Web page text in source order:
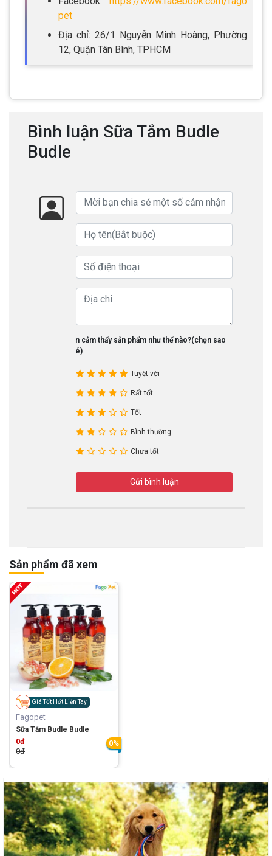
pet
Địa chỉ: 26/1 Nguyễn Minh Hoàng, Phường
12, Quận Tân Bình, TPHCM
Bình luận Sữa Tắm Budle
Budle
Bạn cảm thấy sản phẩm như thế nào?(chọn sao
nhé)
Tuyệt vời
Rất tốt
Tốt
Bình thường
Chưa tốt
Gửi bình luận
Sản phẩm đã xem
Giá Tốt Hốt Liền Tay
Fagopet
Sữa Tắm Budle Budle
0đ
0đ
0%